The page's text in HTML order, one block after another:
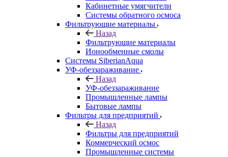
Кабинетные умягчители
Системы обратного осмоса
Фильтрующие материалы
Назад
Фильтрующие материалы
Ионообменные смолы
Системы SiberianAqua
УФ-обеззараживание
Назад
УФ-обеззараживание
Промышленные лампы
Бытовые лампы
Фильтры для предприятий
Назад
Фильтры для предприятий
Коммерческий осмос
Промышленные системы